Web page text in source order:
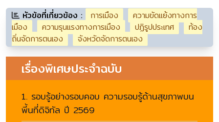
หัวข้อที่เกี่ยวข้อง : การเมือง
ความขัดแย้งทางการ
เมือง
ความรุนแรงทางการเมือง ปฏิรูปประเทศ
ท้อง
ถิ่นจัดการตนเอง
จังหวัดจัดการตนเอง
เรื่องพิเศษประจำฉบับ
1. รอบรู้อย่างรอบคอบ ความรอบรู้ด้านสุขภาพบน
พี้นที่ดิจิทัล ปี 2569